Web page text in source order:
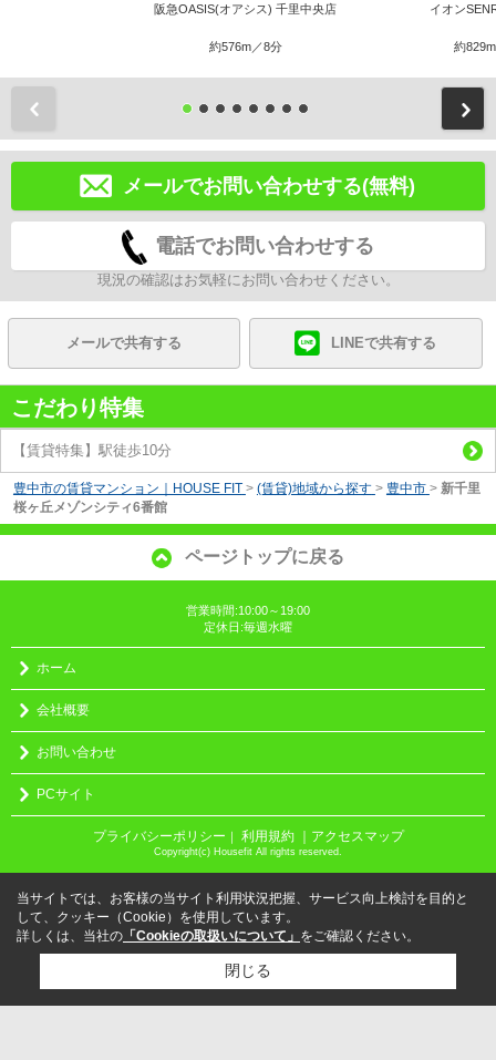
阪急OASIS(オアシス) 千里中央店
約576m／8分
イオン
約
メールでお問い合わせする(無料)
電話でお問い合わせする
現況の確認はお気軽にお問い合わせください。
メールで共有する LINEで共有する
こだわり特集
【賃貸特集】駅徒歩10分
豊中市の賃貸マンション｜HOUSE FIT > (賃貸)地域から探す > 豊中市 > 新千里
桜ヶ丘メゾンシティ6番館
ページトップに戻る
営業時間:10:00～19:00
定休日:毎週水曜
ホーム
会社概要
お問い合わせ
PCサイト
プライバシーポリシー ｜ 利用規約 ｜アクセスマップ
Copyright(c) Housefit All rights reserved.
当サイトでは、お客様の当サイト利用状況把握、サービス向上検討を目的と
して、クッキー（Cookie）を使用しています。
詳しくは、当社の 「Cookieの取扱いについて」 をご確認ください。
閉じる